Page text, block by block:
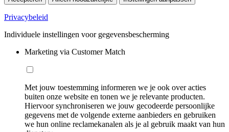
Privacybeleid
Individuele instellingen voor gegevensbescherming
Marketing via Customer Match
Met jouw toestemming informeren we je ook over acties
buiten onze website en tonen we je relevante producten.
Hiervoor synchroniseren we jouw gecodeerde persoonlijke
gegevens met de volgende externe aanbieders en gebruiken
we hun online reclamekanalen als je al gebruik maakt van hun